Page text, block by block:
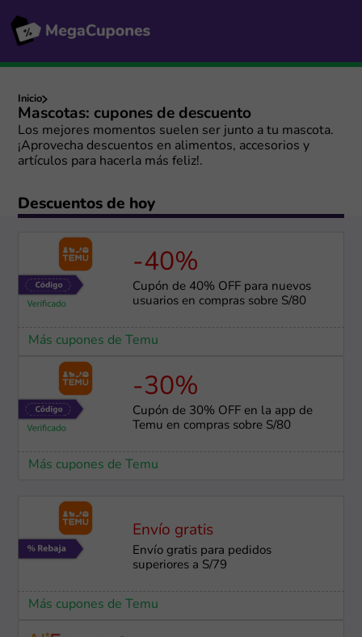
Inicio
Mascotas: cupones de descuento
Los mejores momentos suelen ser junto a tu mascota.
¡Aprovecha descuentos en alimentos, accesorios y
artículos para hacerla más feliz!.
Descuentos de hoy
-40%
Cupón de 40% OFF para nuevos
usuarios en compras sobre S/80
Más cupones de Temu
-30%
Cupón de 30% OFF en la app de
Temu en compras sobre S/80
Más cupones de Temu
Envío gratis
Envío gratis para pedidos
superiores a S/79
Más cupones de Temu